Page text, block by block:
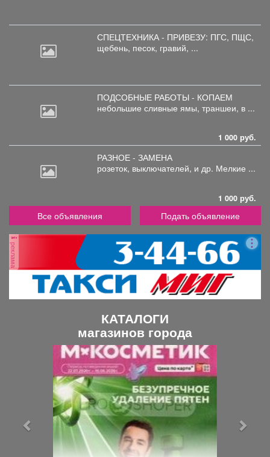
СПЕЦТЕХНИКА - ПРИВЕЗУ: ПГС, ПЩС,
щебень, песок, гравий, ...
ПОДСОБНЫЕ РАБОТЫ - КОПАЕМ
небольшие сливные ямы, траншеи, в ...
1 000 руб.
РАЗНОЕ - ЗАМЕНА
розеток, выключателей, и др. Мелкие ...
1 000 руб.
Все объявления Подать объявление
реклама
КАТАЛОГИ
магазинов города